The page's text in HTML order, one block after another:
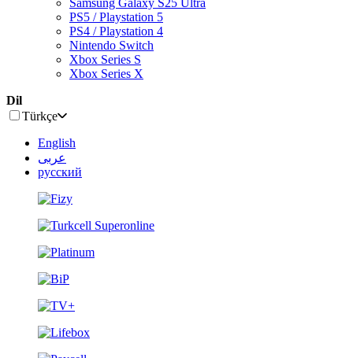
Samsung Galaxy S25 Ultra
PS5 / Playstation 5
PS4 / Playstation 4
Nintendo Switch
Xbox Series S
Xbox Series X
Dil
Türkçe
English
عربى
русский